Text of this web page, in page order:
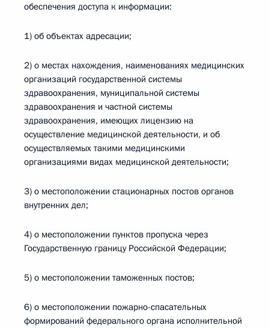
обеспечения доступа к информации:
1) об объектах адресации;
2) о местах нахождения, наименованиях медицинских
организаций государственной системы
здравоохранения, муниципальной системы
здравоохранения и частной системы
здравоохранения, имеющих лицензию на
осуществление медицинской деятельности, и об
осуществляемых такими медицинскими
организациями видах медицинской деятельности;
3) о местоположении стационарных постов органов
внутренних дел;
4) о местоположении пунктов пропуска через
Государственную границу Российской Федерации;
5) о местоположении таможенных постов;
6) о местоположении пожарно-спасательных
формирований федерального органа исполнительной